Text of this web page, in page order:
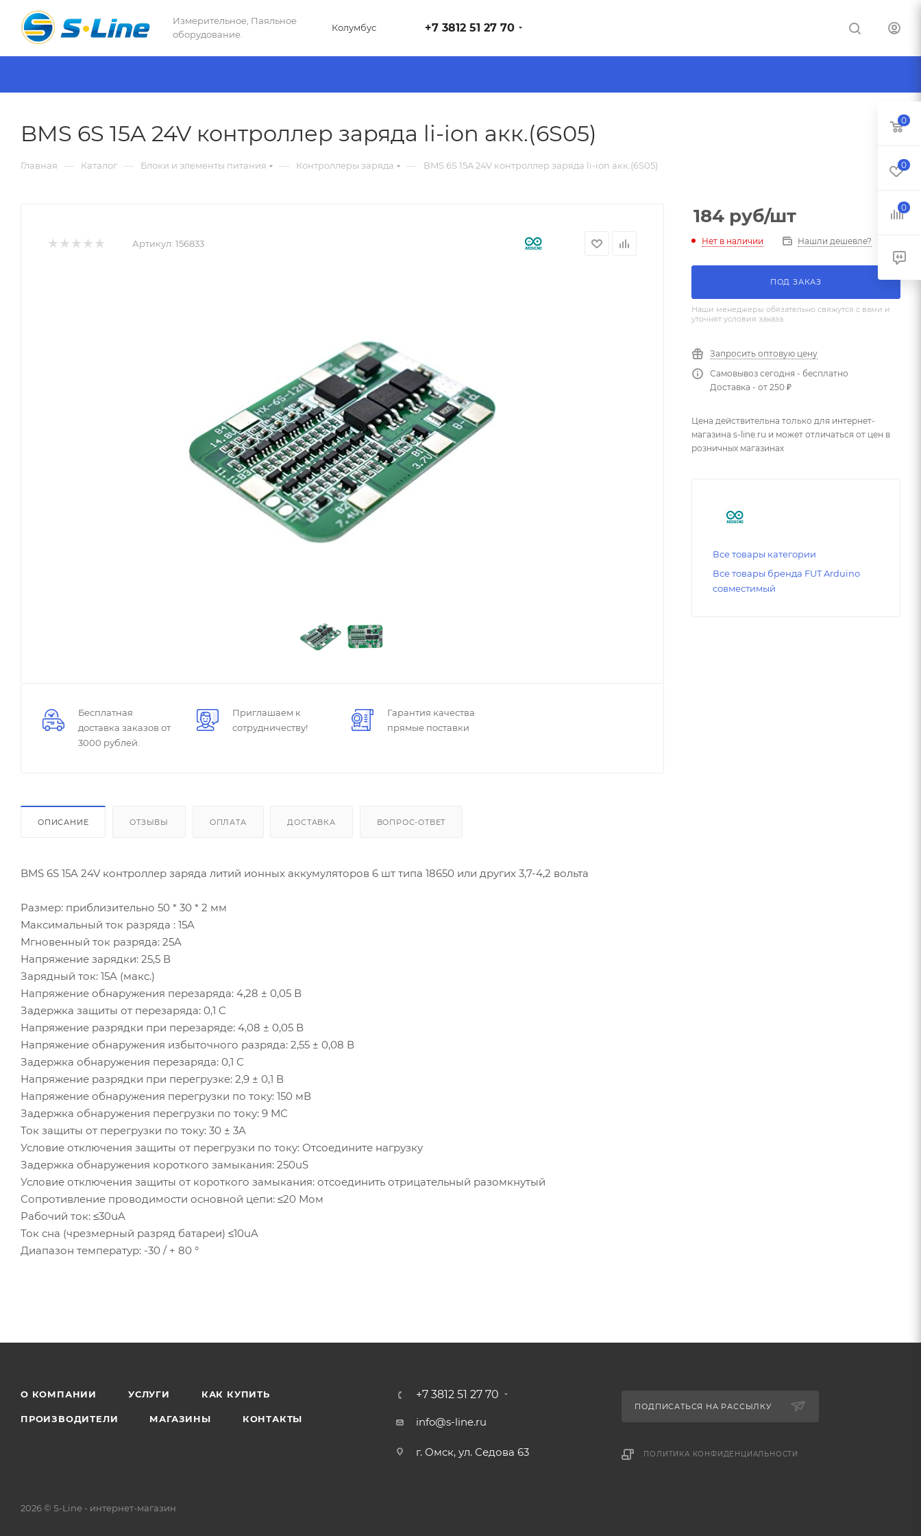
Измерительное, Паяльное
оборудование.
Колумбус +7 3812 51 27 70
BMS 6S 15A 24V контроллер заряда li-ion акк.(6S05)
Главная — Каталог — Блоки и элементы питания — Контроллеры заряда — BMS 6S 15A 24V контроллер заряда li-ion акк.(6S05)
Артикул: 156833
Бесплатная
доставка заказов от
3000 рублей.
Приглашаем к
сотрудничеству!
Гарантия качества
прямые поставки
ОПИСАНИЕ ОТЗЫВЫ ОПЛАТА ДОСТАВКА ВОПРОС-ОТВЕТ
BMS 6S 15A 24V контроллер заряда литий ионных аккумуляторов 6 шт типа 18650 или других 3,7-4,2 вольта
Размер: приблизительно 50 * 30 * 2 мм
Максимальный ток разряда : 15A
Мгновенный ток разряда: 25A
Напряжение зарядки: 25,5 В
Зарядный ток: 15A (макс.)
Напряжение обнаружения перезаряда: 4,28 ± 0,05 В
Задержка защиты от перезаряда: 0,1 С
Напряжение разрядки при перезаряде: 4,08 ± 0,05 В
Напряжение обнаружения избыточного разряда: 2,55 ± 0,08 В
Задержка обнаружения перезаряда: 0,1 С
Напряжение разрядки при перегрузке: 2,9 ± 0,1 В
Напряжение обнаружения перегрузки по току: 150 мВ
Задержка обнаружения перегрузки по току: 9 МС
Ток защиты от перегрузки по току: 30 ± 3A
Условие отключения защиты от перегрузки по току: Отсоедините нагрузку
Задержка обнаружения короткого замыкания: 250uS
Условие отключения защиты от короткого замыкания: отсоединить отрицательный разомкнутый
Сопротивление проводимости основной цепи: ≤20 Мом
Рабочий ток: ≤30uA
Ток сна (чрезмерный разряд батареи) ≤10uA
Диапазон температур: -30 / + 80 °
184 руб/шт
Нет в наличии Нашли дешевле?
ПОД ЗАКАЗ
Наши менеджеры обязательно свяжутся с вами и
уточнят условия заказа
Запросить оптовую цену
Самовывоз сегодня - бесплатно
Доставка - от 250 ₽
Цена действительна только для интернет-
магазина s-line.ru и может отличаться от цен в
розничных магазинах
Все товары категории
Все товары бренда FUT Arduino
совместимый
О КОМПАНИИ УСЛУГИ КАК КУПИТЬ
ПРОИЗВОДИТЕЛИ МАГАЗИНЫ КОНТАКТЫ
+7 3812 51 27 70
info@s-line.ru
г. Омск, ул. Седова 63
ПОДПИСАТЬСЯ НА РАССЫЛКУ
ПОЛИТИКА КОНФИДЕНЦИАЛЬНОСТИ
2026 © S-Line - интернет-магазин
0
0
0